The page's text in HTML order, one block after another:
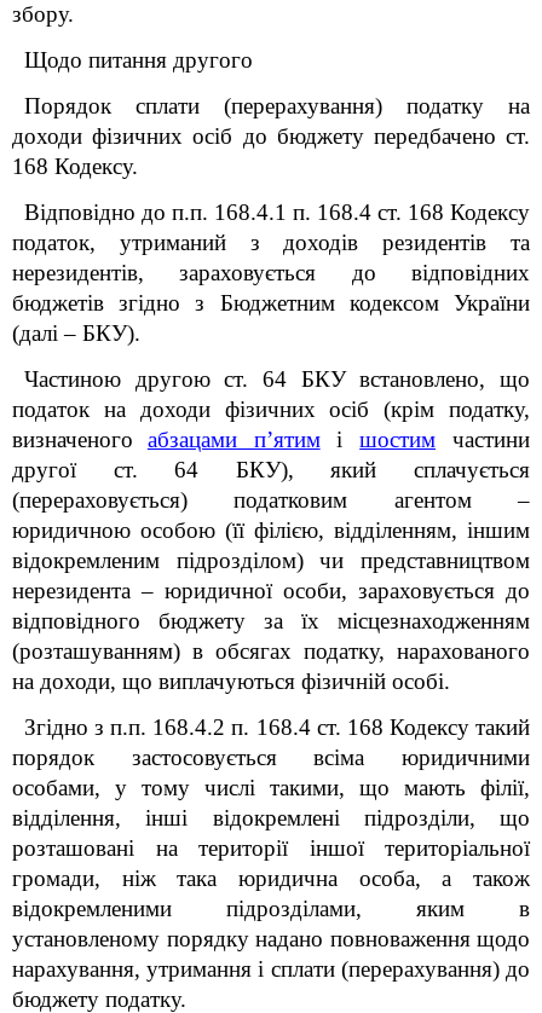
збору.
Щодо питання другого
Порядок сплати (перерахування) податку на
доходи фізичних осіб до бюджету передбачено ст.
168 Кодексу.
Відповідно до п.п. 168.4.1 п. 168.4 ст. 168 Кодексу
податок, утриманий з доходів резидентів та
нерезидентів, зараховується до відповідних
бюджетів згідно з Бюджетним кодексом України
(далі – БКУ).
Частиною другою ст. 64 БКУ встановлено, що
податок на доходи фізичних осіб (крім податку,
визначеного
абзацами п’ятимішостим частини
другої ст. 64 БКУ), який сплачується
(перераховується)
податковим агентом –
юридичною особою (її філією, відділенням, іншим
відокремленим підрозділом) чи представництвом
нерезидента – юридичної особи, зараховується до
відповідного бюджету за їх місцезнаходженням
(розташуванням) в обсягах податку, нарахованого
на доходи, що виплачуються фізичній особі.
Згідно з п.п. 168.4.2 п. 168.4 ст. 168 Кодексу такий
порядок застосовується всіма юридичними
особами, у тому числі такими, що мають філії,
відділення, інші відокремлені підрозділи, що
розташовані на території іншої територіальної
громади, ніж така юридична особа, а також
відокремленими підрозділами, яким в
установленому порядку надано повноваження щодо
нарахування, утримання і сплати (перерахування) до
бюджету податку.